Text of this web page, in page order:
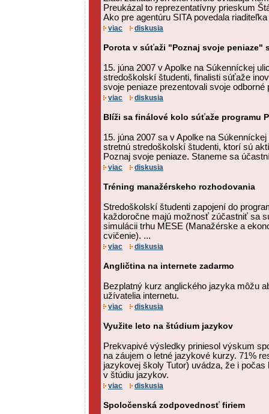
Preukázal to reprezentatívny prieskum
Ako pre agentúru SITA povedala
viac diskusia
Porota v súťaži "Poznaj svoje peniaze"
15. júna 2007 v Apolke na Súkenníckej
stredoškolskí študenti, finalisti súťaže
svoje peniaze prezentovali svoje odborné
viac diskusia
Blíži sa finálové kolo súťaže programu
15. júna 2007 sa v Apolke na
stretnú stredoškolskí študenti, ktorí sú
Poznaj svoje peniaze. Staneme sa
viac diskusia
Tréning manažérskeho rozhodovania
Stredoškolskí študenti zapojení do
každoročne majú možnosť zúčastniť sa
simulácii trhu MESE (Manažérske a
cvičenie). ...
viac diskusia
Angličtina na internete zadarmo
Bezplatný kurz anglického jazyka môžu
užívatelia internetu.
viac diskusia
Využite leto na štúdium jazykov
Prekvapivé výsledky priniesol výskum
na záujem o letné jazykové kurzy. 71%
jazykovej školy Tutor) uvádza, že i
v štúdiu jazykov.
viac diskusia
Spoločenská zodpovednosť firiem